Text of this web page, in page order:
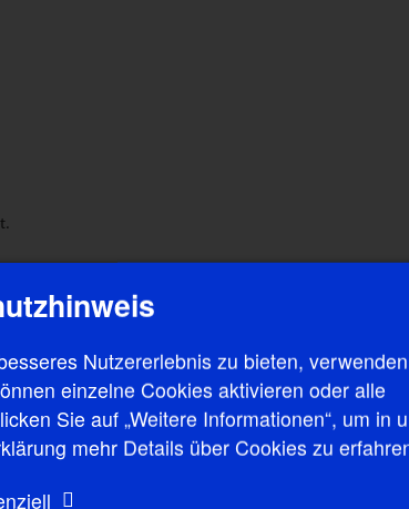
gibt.
die Praxis nicht betreten.
Nutzererlebnis zu bieten,
einzelne Cookies aktivieren oder alle
Sie auf „Weitere Informationen“, um in
mehr Details über Cookies zu